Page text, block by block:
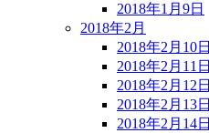
2018年1月9日
2018年2月
2018年2月10日
2018年2月11日
2018年2月12日
2018年2月13日
2018年2月14日